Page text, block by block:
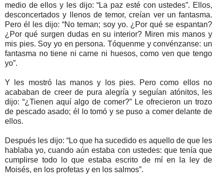
medio de ellos y les dijo: “La paz esté con ustedes”. Ellos,
desconcertados y llenos de temor, creían ver un fantasma.
Pero él les dijo: “No teman; soy yo. ¿Por qué se espantan?
¿Por qué surgen dudas en su interior? Miren mis manos y
mis pies. Soy yo en persona. Tóquenme y convénzanse: un
fantasma no tiene ni carne ni huesos, como ven que tengo
yo”.
Y les mostró las manos y los pies. Pero como ellos no
acababan de creer de pura alegría y seguían atónitos, les
dijo: “¿Tienen aquí algo de comer?” Le ofrecieron un trozo
de pescado asado; él lo tomó y se puso a comer delante de
ellos.
Después les dijo: “Lo que ha sucedido es aquello de que les
hablaba yo, cuando aún estaba con ustedes: que tenía que
cumplirse todo lo que estaba escrito de mí en la ley de
Moisés, en los profetas y en los salmos”.